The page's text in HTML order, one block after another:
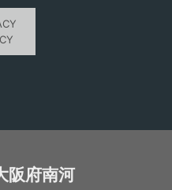
阪府南河